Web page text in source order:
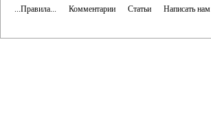
...Правила...
Комментарии Статьи Написать нам